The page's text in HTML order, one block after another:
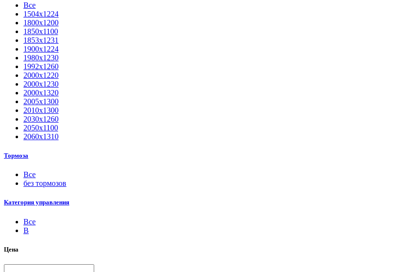
Все
1504х1224
1800x1200
1850х1100
1853х1231
1900х1224
1980х1230
1992х1260
2000x1220
2000х1230
2000х1320
2005х1300
2010х1300
2030х1260
2050х1100
2060х1310
Тормоза
Все
без тормозов
Категория управления
Все
B
Цена